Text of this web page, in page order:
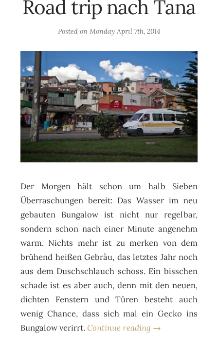
Road trip nach Tana
Posted on Monday April 7th, 2014
Der Morgen hält schon um halb Sieben
Überraschungen bereit: Das Wasser im neu
gebauten Bungalow ist nicht nur regelbar,
sondern schon nach einer Minute angenehm
warm. Nichts mehr ist zu merken von dem
brühend heißen Gebräu, das letztes Jahr noch
aus dem Duschschlauch schoss. Ein bisschen
schade ist es aber auch, denn mit den neuen,
dichten Fenstern und Türen besteht auch
wenig Chance, dass sich mal ein Gecko ins
Bungalow verirrt. Continue reading →